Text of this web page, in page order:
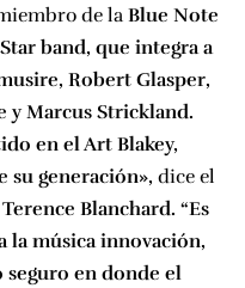
de laBlue Note
band, que integra a
Robert Glasper,
y Marcus Strickland.
en el Art Blakey,
su generación», dice el
Terence Blanchard. “Es
la música innovación,
seguro en donde el